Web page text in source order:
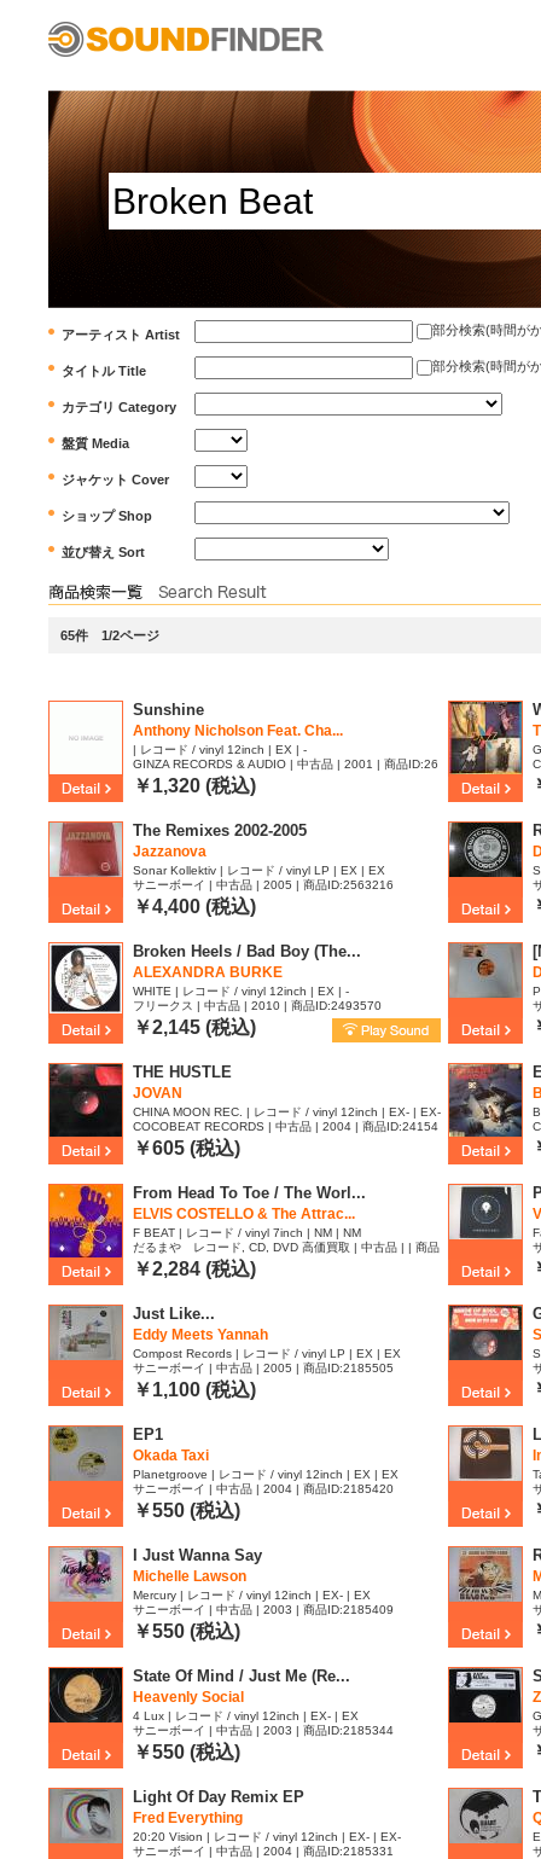
アーティスト Artist 部分検索(時間が
タイトル Title 部分検索(時間が
カテゴリ Category
盤質 Media
ジャケット Cover
ショップ Shop
並び替え Sort
65件 1/2ページ
Sunshine
Anthony Nicholson Feat. Cha...
| レコード / vinyl 12inch | EX | -
GINZA RECORDS & AUDIO | 中古品 | 2001 | 商品ID:26
49041
￥1,320 (税込)
The Remixes 2002-2005
Jazzanova
Sonar Kollektiv | レコード / vinyl LP | EX | EX
サニーボーイ | 中古品 | 2005 | 商品ID:2563216
￥4,400 (税込)
|
Broken Heels / Bad Boy (The...
ALEXANDRA BURKE
WHITE | レコード / vinyl 12inch | EX | -
フリークス | 中古品 | 2010 | 商品ID:2493570
￥2,145 (税込)
THE HUSTLE
JOVAN
CHINA MOON REC. | レコード / vinyl 12inch | EX- | EX-
COCOBEAT RECORDS | 中古品 | 2004 | 商品ID:24154
19
￥605 (税込)
From Head To Toe / The Worl...
ELVIS COSTELLO & The Attrac...
F BEAT | レコード / vinyl 7inch | NM | NM
だるまや レコード, CD, DVD 高価買取 | 中古品 | | 商品
ID:2330197
￥2,284 (税込)
Just Like...
Eddy Meets Yannah
Compost Records | レコード / vinyl LP | EX | EX
サニーボーイ | 中古品 | 2005 | 商品ID:2185505
￥1,100 (税込)
EP1
Okada Taxi
Planetgroove | レコード / vinyl 12inch | EX | EX
サニーボーイ | 中古品 | 2004 | 商品ID:2185420
￥550 (税込)
I Just Wanna Say
Michelle Lawson
Mercury | レコード / vinyl 12inch | EX- | EX
サニーボーイ | 中古品 | 2003 | 商品ID:2185409
￥550 (税込)
State Of Mind / Just Me (Re...
Heavenly Social
4 Lux | レコード / vinyl 12inch | EX- | EX
サニーボーイ | 中古品 | 2003 | 商品ID:2185344
￥550 (税込)
Light Of Day Remix EP
Fred Everything
20:20 Vision | レコード / vinyl 12inch | EX- | EX-
サニーボーイ | 中古品 | 2004 | 商品ID:2185331